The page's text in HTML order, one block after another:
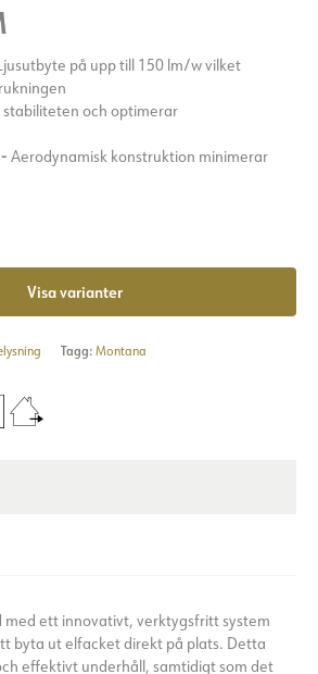
på upp till 150 lm/w vilket
stabiliteten och optimerar
Aerodynamisk konstruktion minimerar
Visa varianter
Tagg: Montana
ett innovativt, verktygsfritt system
byta ut elfacket direkt på plats. Detta
effektivt underhåll, samtidigt som det